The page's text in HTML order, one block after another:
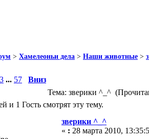
> Хамелеоньи дела > Наши животные >
3 ... 57 Вниз
Тема: зверики ^_^
и 1 Гость смотрят эту тему.
зверики ^_^
« : 28 марта 2010,